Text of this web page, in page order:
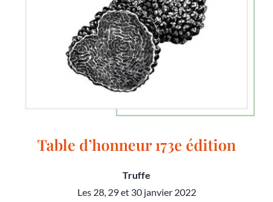
Table d’honneur 173e édition
Truffe
Les 28, 29 et 30 janvier 2022